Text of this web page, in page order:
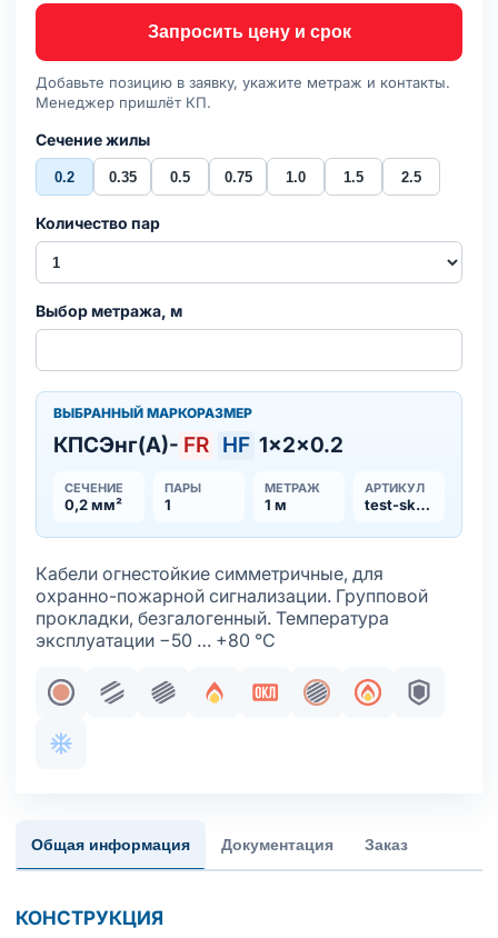
Запросить цену и срок
Добавьте позицию в заявку, укажите метраж и контакты.
Менеджер пришлёт КП.
Сечение жилы
0.2 0.35 0.5 0.75 1.0 1.5 2.5
Количество пар
Выбор метража, м
ВЫБРАННЫЙ МАРКОРАЗМЕР
КПСЭнг(А)- FR HF 1×2×0.2
СЕЧЕНИЕ
0,2 мм²
ПАРЫ
1
МЕТРАЖ
1 м
АРТИКУЛ
test-sku_1231
Кабели огнестойкие симметричные, для
охранно-пожарной сигнализации. Групповой
прокладки, безгалогенный. Температура
эксплуатации −50 … +80 °С
Жила медная однопроволочная
Парная скрутка
Пучковая скрутка
Огнестойкость
Сертификация в составе
Общий экранБроня
Хладостойкое исполнение оболочки
Общая информация Документация Заказ
КОНСТРУКЦИЯ